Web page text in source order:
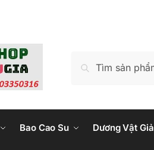
kiếm:
Bao Cao Su Dương Vật Giả